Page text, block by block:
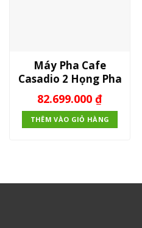
Máy Pha Cafe
Casadio 2 Họng Pha
82.699.000 ₫
THÊM VÀO GIỎ HÀNG